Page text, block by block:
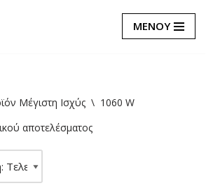
ΜΕΝΟΥ
Μέγιστη Ισχύς \ 1060 W
αποτελέσματος